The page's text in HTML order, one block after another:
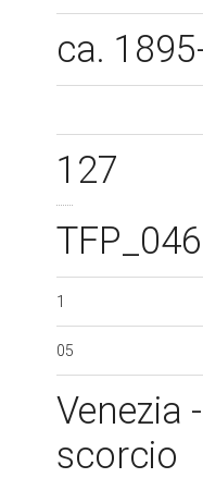
ca.
127
1
05
Venezia
scorcio